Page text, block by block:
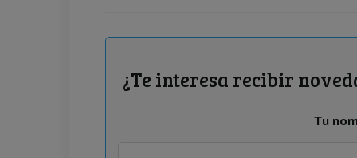
¿Te interesa recibir
Tu